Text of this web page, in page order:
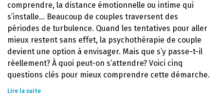
comprendre, la distance émotionnelle ou intime qui
s’installe… Beaucoup de couples traversent des
périodes de turbulence. Quand les tentatives pour aller
mieux restent sans effet, la psychothérapie de couple
devient une option à envisager. Mais que s’y passe-t-il
réellement? À quoi peut-on s’attendre? Voici cinq
questions clés pour mieux comprendre cette démarche.
Lire la suite